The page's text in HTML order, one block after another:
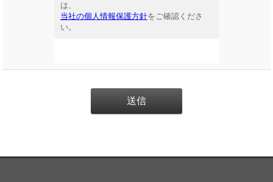
は、
当社の個人情報保護方針をご確認くださ
い。